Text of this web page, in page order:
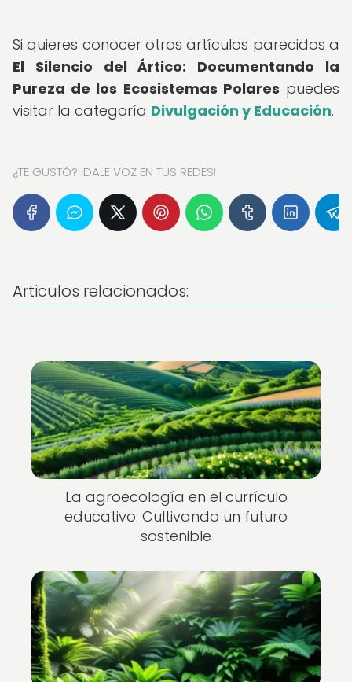
Si quieres conocer otros artículos parecidos a
El Silencio del Ártico: Documentando la
Pureza de los Ecosistemas Polares puedes
visitar la categoría Divulgación y Educación.
¿TE GUSTÓ? ¡DALE VOZ EN TUS REDES!
Articulos relacionados:
La agroecología en el currículo
educativo: Cultivando un futuro
sostenible